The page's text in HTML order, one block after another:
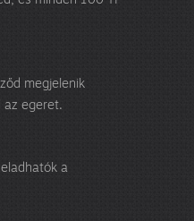
megjelenik
az egeret.
a